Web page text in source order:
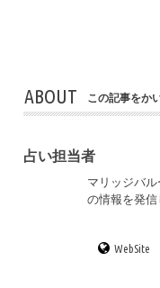
ABOUT この記事をか
占い担当者
マリッジバ
の情報を発信
WebSite